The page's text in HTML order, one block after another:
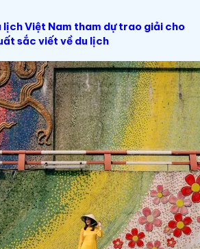
lịch Việt Nam tham dự trao giải cho
sắc viết về du lịch